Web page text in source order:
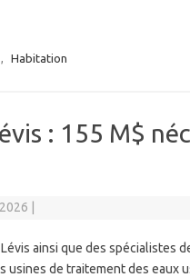
, Habitation
: 155 M$
ainsi que des spécialistes
usines de traitement des eaux